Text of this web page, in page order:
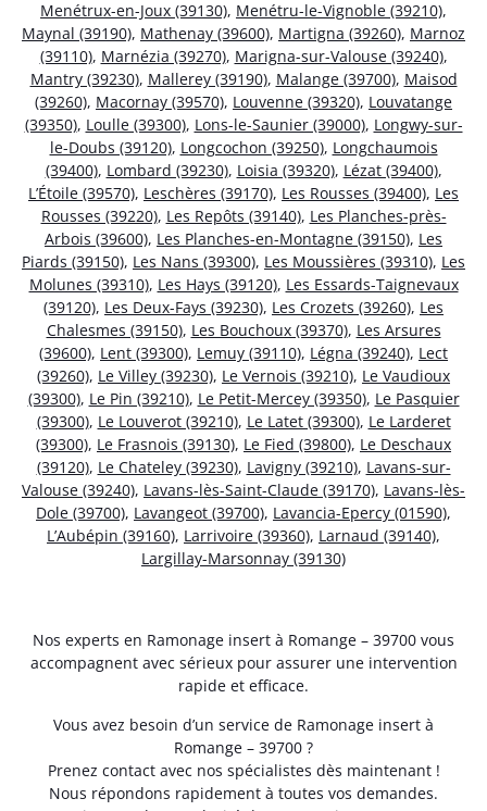
Menétrux-en-Joux (39130), Menétru-le-Vignoble (39210),
Maynal (39190), Mathenay (39600), Martigna (39260), Marnoz
(39110), Marnézia (39270), Marigna-sur-Valouse (39240),
Mantry (39230), Mallerey (39190), Malange (39700), Maisod
(39260), Macornay (39570), Louvenne (39320), Louvatange
(39350), Loulle (39300), Lons-le-Saunier (39000), Longwy-sur-
le-Doubs (39120), Longcochon (39250), Longchaumois
(39400), Lombard (39230), Loisia (39320), Lézat (39400),
L’Étoile (39570), Leschères (39170), Les Rousses (39400), Les
Rousses (39220), Les Repôts (39140), Les Planches-près-
Arbois (39600), Les Planches-en-Montagne (39150), Les
Piards (39150), Les Nans (39300), Les Moussières (39310), Les
Molunes (39310), Les Hays (39120), Les Essards-Taignevaux
(39120), Les Deux-Fays (39230), Les Crozets (39260), Les
Chalesmes (39150), Les Bouchoux (39370), Les Arsures
(39600), Lent (39300), Lemuy (39110), Légna (39240), Lect
(39260), Le Villey (39230), Le Vernois (39210), Le Vaudioux
(39300), Le Pin (39210), Le Petit-Mercey (39350), Le Pasquier
(39300), Le Louverot (39210), Le Latet (39300), Le Larderet
(39300), Le Frasnois (39130), Le Fied (39800), Le Deschaux
(39120), Le Chateley (39230), Lavigny (39210), Lavans-sur-
Valouse (39240), Lavans-lès-Saint-Claude (39170), Lavans-lès-
Dole (39700), Lavangeot (39700), Lavancia-Epercy (01590),
L’Aubépin (39160), Larrivoire (39360), Larnaud (39140),
Largillay-Marsonnay (39130)
Nos experts en Ramonage insert à Romange – 39700 vous
accompagnent avec sérieux pour assurer une intervention
rapide et efficace.
Vous avez besoin d’un service de Ramonage insert à
Romange – 39700 ?
Prenez contact avec nos spécialistes dès maintenant !
Nous répondons rapidement à toutes vos demandes.